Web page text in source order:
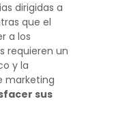
dirigidas a
que el
a los
requieren un
y la
marketing
sus